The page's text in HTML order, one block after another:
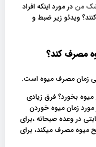
من در مورد اینکه افراد
ویدئو زیر ضبط و
مصرف کند؟
زمان مصرف میوه است.
میوه بخورد؟ فرق زیادی
مورد زمان میوه خوردن
در وعده صبحانه ،برای
صبح و تا قبل از ساعت ۱۱ صبح میوه مصرف میکند، برای